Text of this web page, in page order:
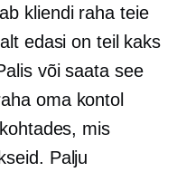
kliendi raha teie
edasi on teil kaks
või saata see
oma kontol
mis
Palju